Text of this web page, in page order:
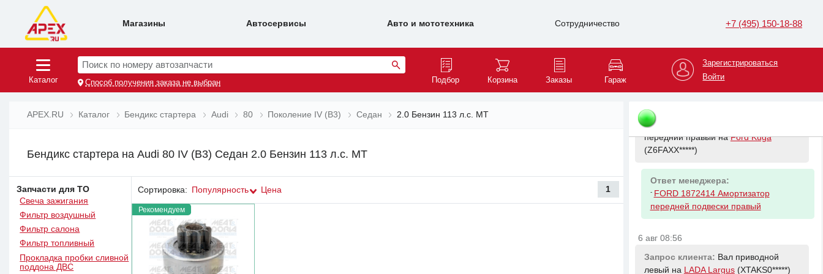
Магазины Автосервисы Авто и мототехника Сотрудничество +7 (495) 150-18-88
Каталог
Поиск по номеру автозапчасти
Способ получения заказа не выбран Подбор Корзина Заказы Гараж
Зарегистрироваться
Войти
APEX.RU Каталог Бендикс стартера Audi 80 Поколение IV (B3) Седан 2.0 Бензин 113 л.с. MT
Бендикс стартера на Audi 80 IV (B3) Седан 2.0 Бензин 113 л.с. MT
Запчасти для ТО
Свеча зажигания
Фильтр воздушный
Фильтр салона
Фильтр топливный
Прокладка пробки сливной
поддона ДВС
Сортировка: Популярность Цена 1
Рекомендуем
Ответ менеджера:
FORD 1872417 Амортизатор
передний левый
Запрос клиента:
передний правый наFord Kuga
(Z6FAXX*****)
Ответ менеджера:
- FORD 1872414 Амортизатор
передней подвески правый
6 авг 08:56
Запрос клиента: Вал приводной
левый на LADA Largus(XTAKS0*****)